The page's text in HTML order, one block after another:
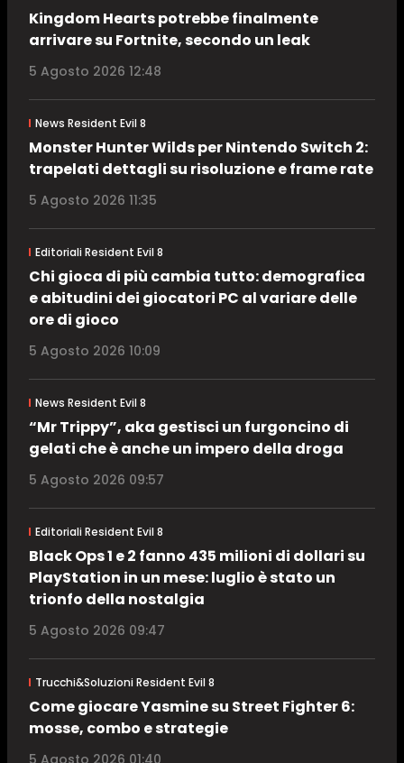
Kingdom Hearts potrebbe finalmente
arrivare su Fortnite, secondo un leak
5 Agosto 2026 12:48
News Resident Evil 8
Monster Hunter Wilds per Nintendo Switch 2:
trapelati dettagli su risoluzione e frame rate
5 Agosto 2026 11:35
Editoriali Resident Evil 8
Chi gioca di più cambia tutto: demografica
e abitudini dei giocatori PC al variare delle
ore di gioco
5 Agosto 2026 10:09
News Resident Evil 8
“Mr Trippy”, aka gestisci un furgoncino di
gelati che è anche un impero della droga
5 Agosto 2026 09:57
Editoriali Resident Evil 8
Black Ops 1 e 2 fanno 435 milioni di dollari su
PlayStation in un mese: luglio è stato un
trionfo della nostalgia
5 Agosto 2026 09:47
Trucchi&Soluzioni Resident Evil 8
Come giocare Yasmine su Street Fighter 6:
mosse, combo e strategie